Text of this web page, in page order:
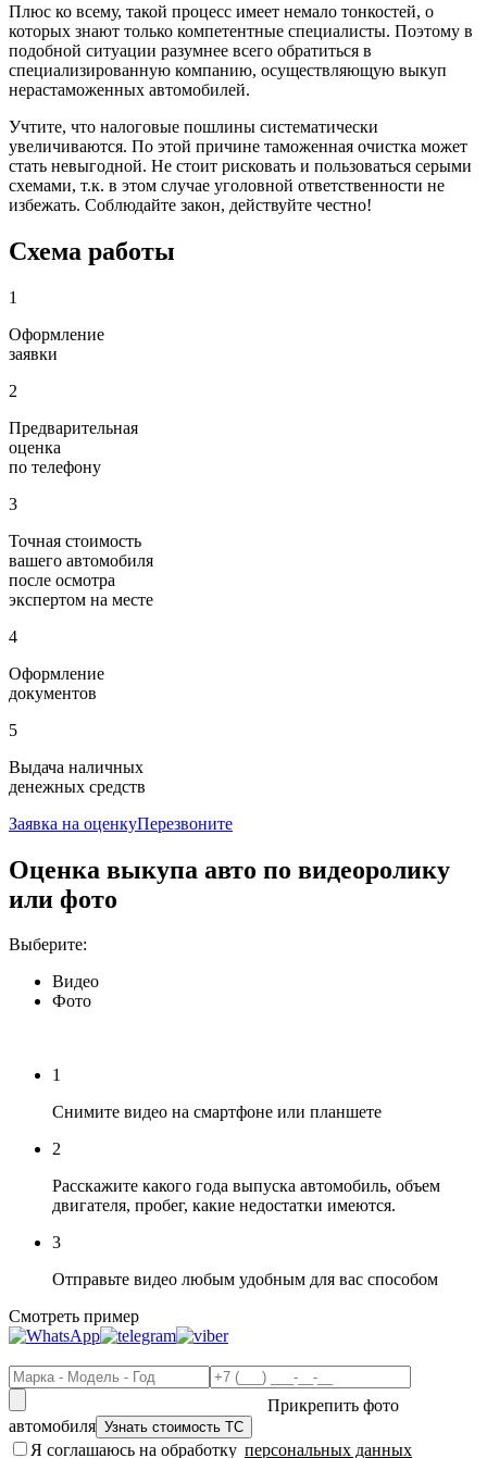
Плюс ко всему, такой процесс имеет немало тонкостей, о
которых знают только компетентные специалисты. Поэтому в
подобной ситуации разумнее всего обратиться в
специализированную компанию, осуществляющую выкуп
нерастаможенных автомобилей.
Учтите, что налоговые пошлины систематически
увеличиваются. По этой причине таможенная очистка может
стать невыгодной. Не стоит рисковать и пользоваться серыми
схемами, т.к. в этом случае уголовной ответственности не
избежать. Соблюдайте закон, действуйте честно!
Схема работы
1
Оформление
заявки
2
Предварительная
оценка
по телефону
3
Точная стоимость
вашего автомобиля
после осмотра
экспертом на месте
4
Оформление
документов
5
Выдача наличных
денежных средств
Заявка на оценкуПерезвоните
Оценка выкупа авто по видеоролику
или фото
Выберите:
Видео
Фото
1
Снимите видео на смартфоне или планшете
2
Расскажите какого года выпуска автомобиль, объем
двигателя, пробег, какие недостатки имеются.
3
Отправьте видео любым удобным для вас способом
Смотреть пример
Прикрепить фото
автомобиля
Я соглашаюсь на обработку персональных данных